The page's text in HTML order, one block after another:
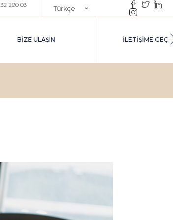
290 03
Türkçe
BIZE ULAŞIN İLETİŞİME GEÇ
ALIM